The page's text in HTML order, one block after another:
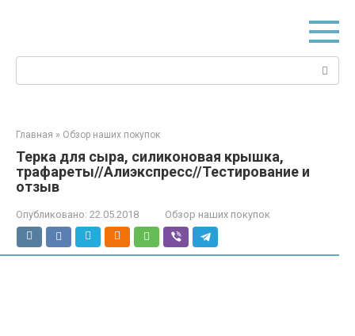
Главная » Обзор наших покупок
Терка для сыра, силиконовая крышка,
трафареты//Алиэкспресс//Тестирование и
отзыв
Опубликовано: 22.05.2018 Обзор наших покупок